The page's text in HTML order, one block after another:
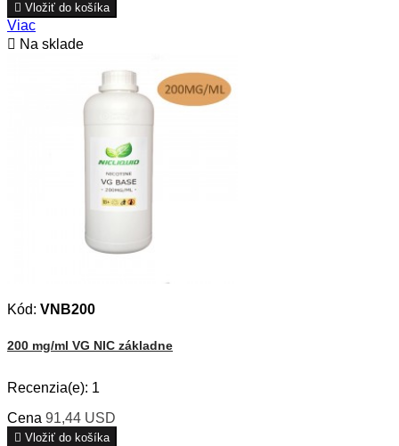
 Vložiť do košíka
Viac
 Na sklade
Kód: VNB200
200 mg/ml VG NIC základne
Recenzia(e): 1
Cena 91,44 USD
 Vložiť do košíka